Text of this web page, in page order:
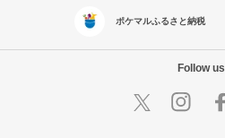
ポケマルふるさと納税
Follow us